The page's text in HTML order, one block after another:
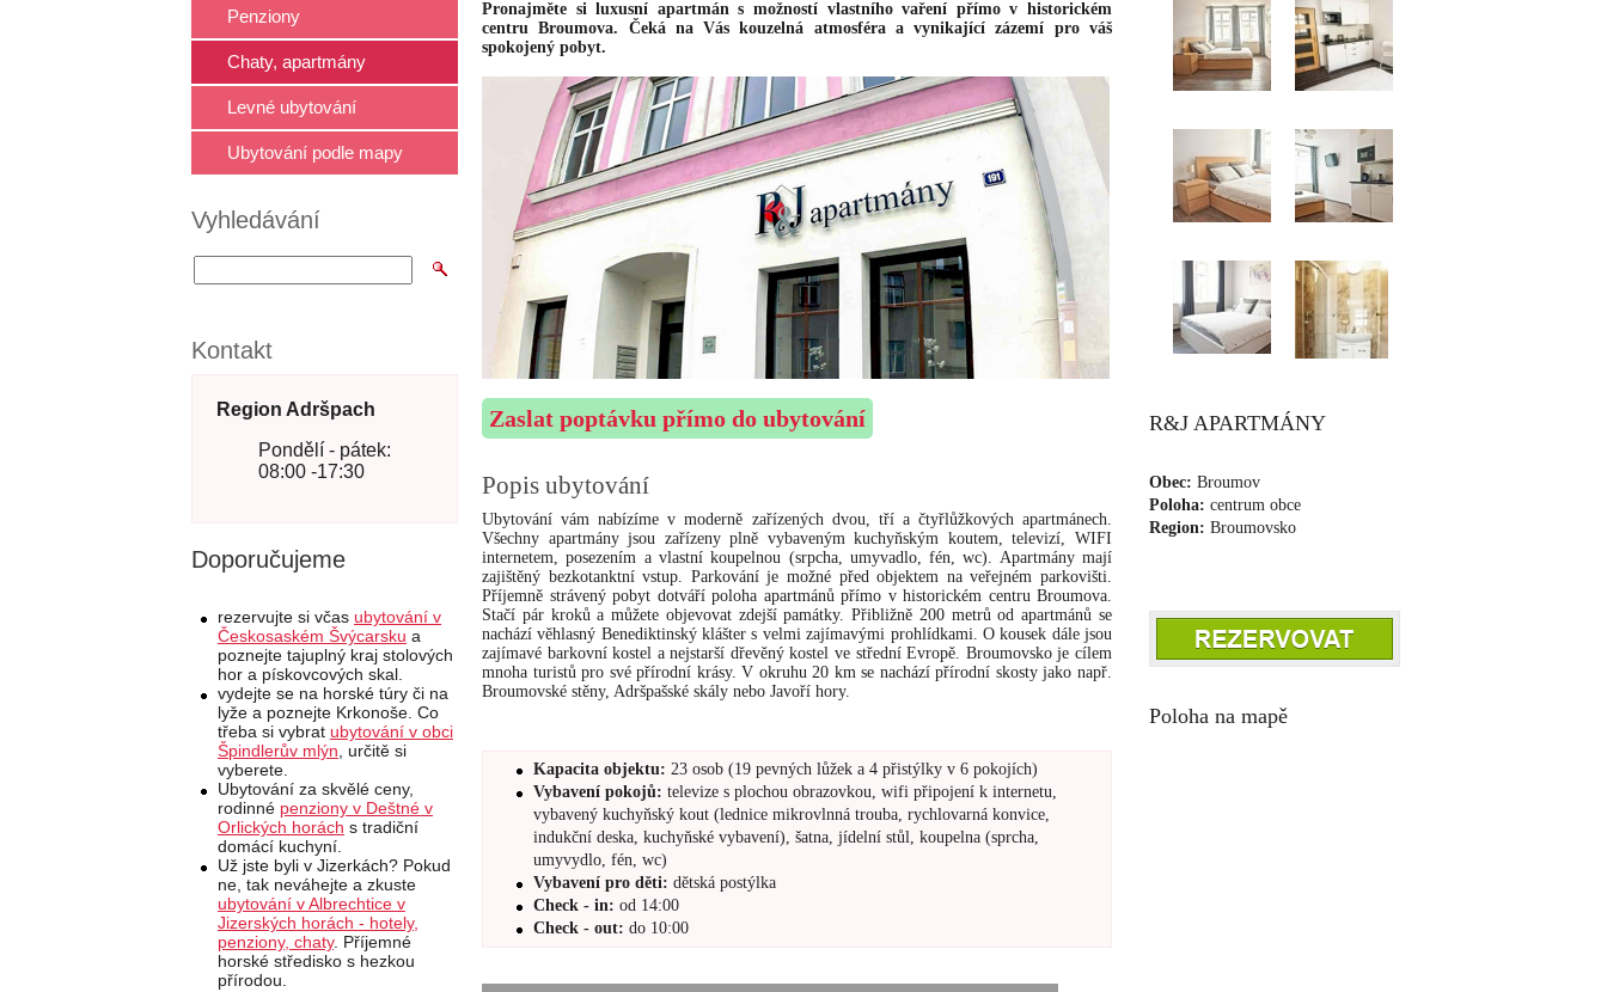
R&J APARTMÁNY
Obec: Broumov
Poloha: centrum obce
Region: Broumovsko
Poloha na mapě
Pronajměte si luxusní apartmán s možností vlastního vaření přímo v historickém
centru Broumova. Čeká na Vás kouzelná atmosféra a vynikající zázemí pro váš
spokojený pobyt.
Zaslat poptávku přímo do ubytování
Popis ubytování
Ubytování vám nabízíme v moderně zařízených dvou, tří a čtyřlůžkových apartmánech.
Všechny apartmány jsou zařízeny plně vybaveným kuchyňským koutem, televizí, WIFI
internetem, posezením a vlastní koupelnou (srpcha, umyvadlo, fén, wc). Apartmány mají
zajištěný bezkotanktní vstup. Parkování je možné před objektem na veřejném parkovišti.
Příjemně strávený pobyt dotváří poloha apartmánů přímo v historickém centru Broumova.
Stačí pár kroků a můžete objevovat zdejší památky. Přibližně 200 metrů od apartmánů se
nachází věhlasný Benediktinský klášter s velmi zajímavými prohlídkami. O kousek dále jsou
zajímavé barkovní kostel a nejstarší dřevěný kostel ve střední Evropě. Broumovsko je cílem
mnoha turistů pro své přírodní krásy. V okruhu 20 km se nachází přírodní skosty jako např.
Broumovské stěny, Adršpašské skály nebo Javoří hory.
Kapacita objektu: 23 osob (19 pevných lůžek a 4 přistýlky v 6 pokojích)
Vybavení pokojů: televize s plochou obrazovkou, wifi připojení k internetu,
vybavený kuchyňský kout (lednice mikrovlnná trouba, rychlovarná konvice,
indukční deska, kuchyňské vybavení), šatna, jídelní stůl, koupelna (sprcha,
umyvydlo, fén, wc)
Vybavení pro děti: dětská postýlka
Check - in: od 14:00
Check - out: do 10:00
Penziony
Chaty, apartmány
Levné ubytování
Ubytování podle mapy
Vyhledávání
Kontakt
Region Adršpach
Pondělí - pátek:
08:00 -17:30
Doporučujeme
rezervujte si včas ubytování v
Českosaském Švýcarsku a
poznejte tajuplný kraj stolových
hor a pískovcových skal.
vydejte se na horské túry či na
lyže a poznejte Krkonoše. Co
třeba si vybrat ubytování v obci
Špindlerův mlýn, určitě si
vyberete.
Ubytování za skvělé ceny,
rodinné penziony v Deštné v
Orlických horách s tradiční
domácí kuchyní.
Už jste byli v Jizerkách? Pokud
ne, tak neváhejte a zkuste
ubytování v Albrechtice v
Jizerských horách - hotely,
penziony, chaty. Příjemné
horské středisko s hezkou
přírodou.